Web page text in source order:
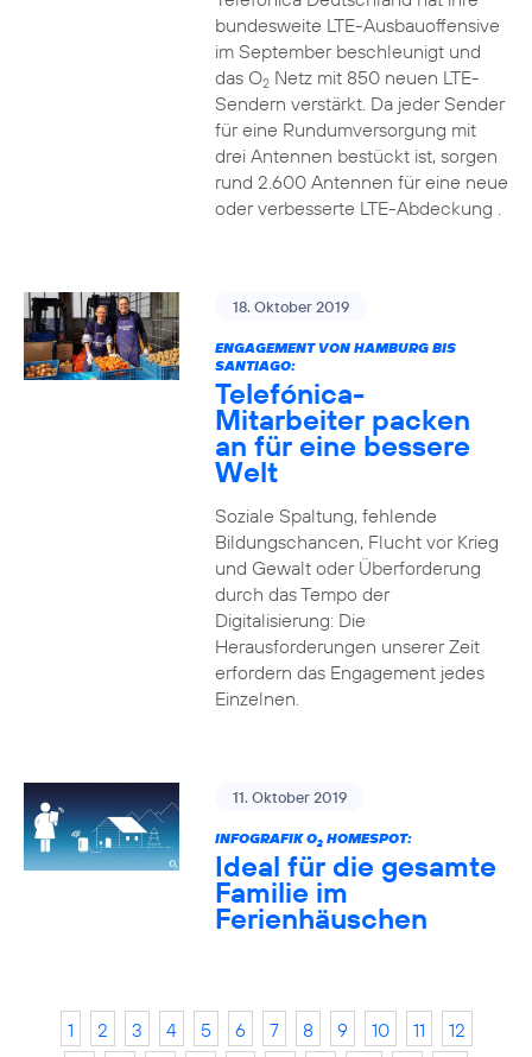
bundesweite LTE-Ausbauoffensive
im September beschleunigt und
das O2Netz mit 850 neuen LTE-
Sendern verstärkt. Da jeder Sender
für eine Rundumversorgung mit
drei Antennen bestückt ist, sorgen
rund 2.600 Antennen für eine neue
oder verbesserte LTE-Abdeckung .
18. Oktober 2019
ENGAGEMENT VON HAMBURG BIS
SANTIAGO:
Telefónica-
Mitarbeiter packen
an für eine bessere
Welt
Soziale Spaltung, fehlende
Bildungschancen, Flucht vor Krieg
und Gewalt oder Überforderung
durch das Tempo der
Digitalisierung: Die
Herausforderungen unserer Zeit
erfordern das Engagement jedes
Einzelnen.
11. Oktober 2019
INFOGRAFIK O2HOMESPOT:
Ideal für die gesamte
Familie im
Ferienhäuschen
1 2 3 4 5 6 7 8 9 10 11
12